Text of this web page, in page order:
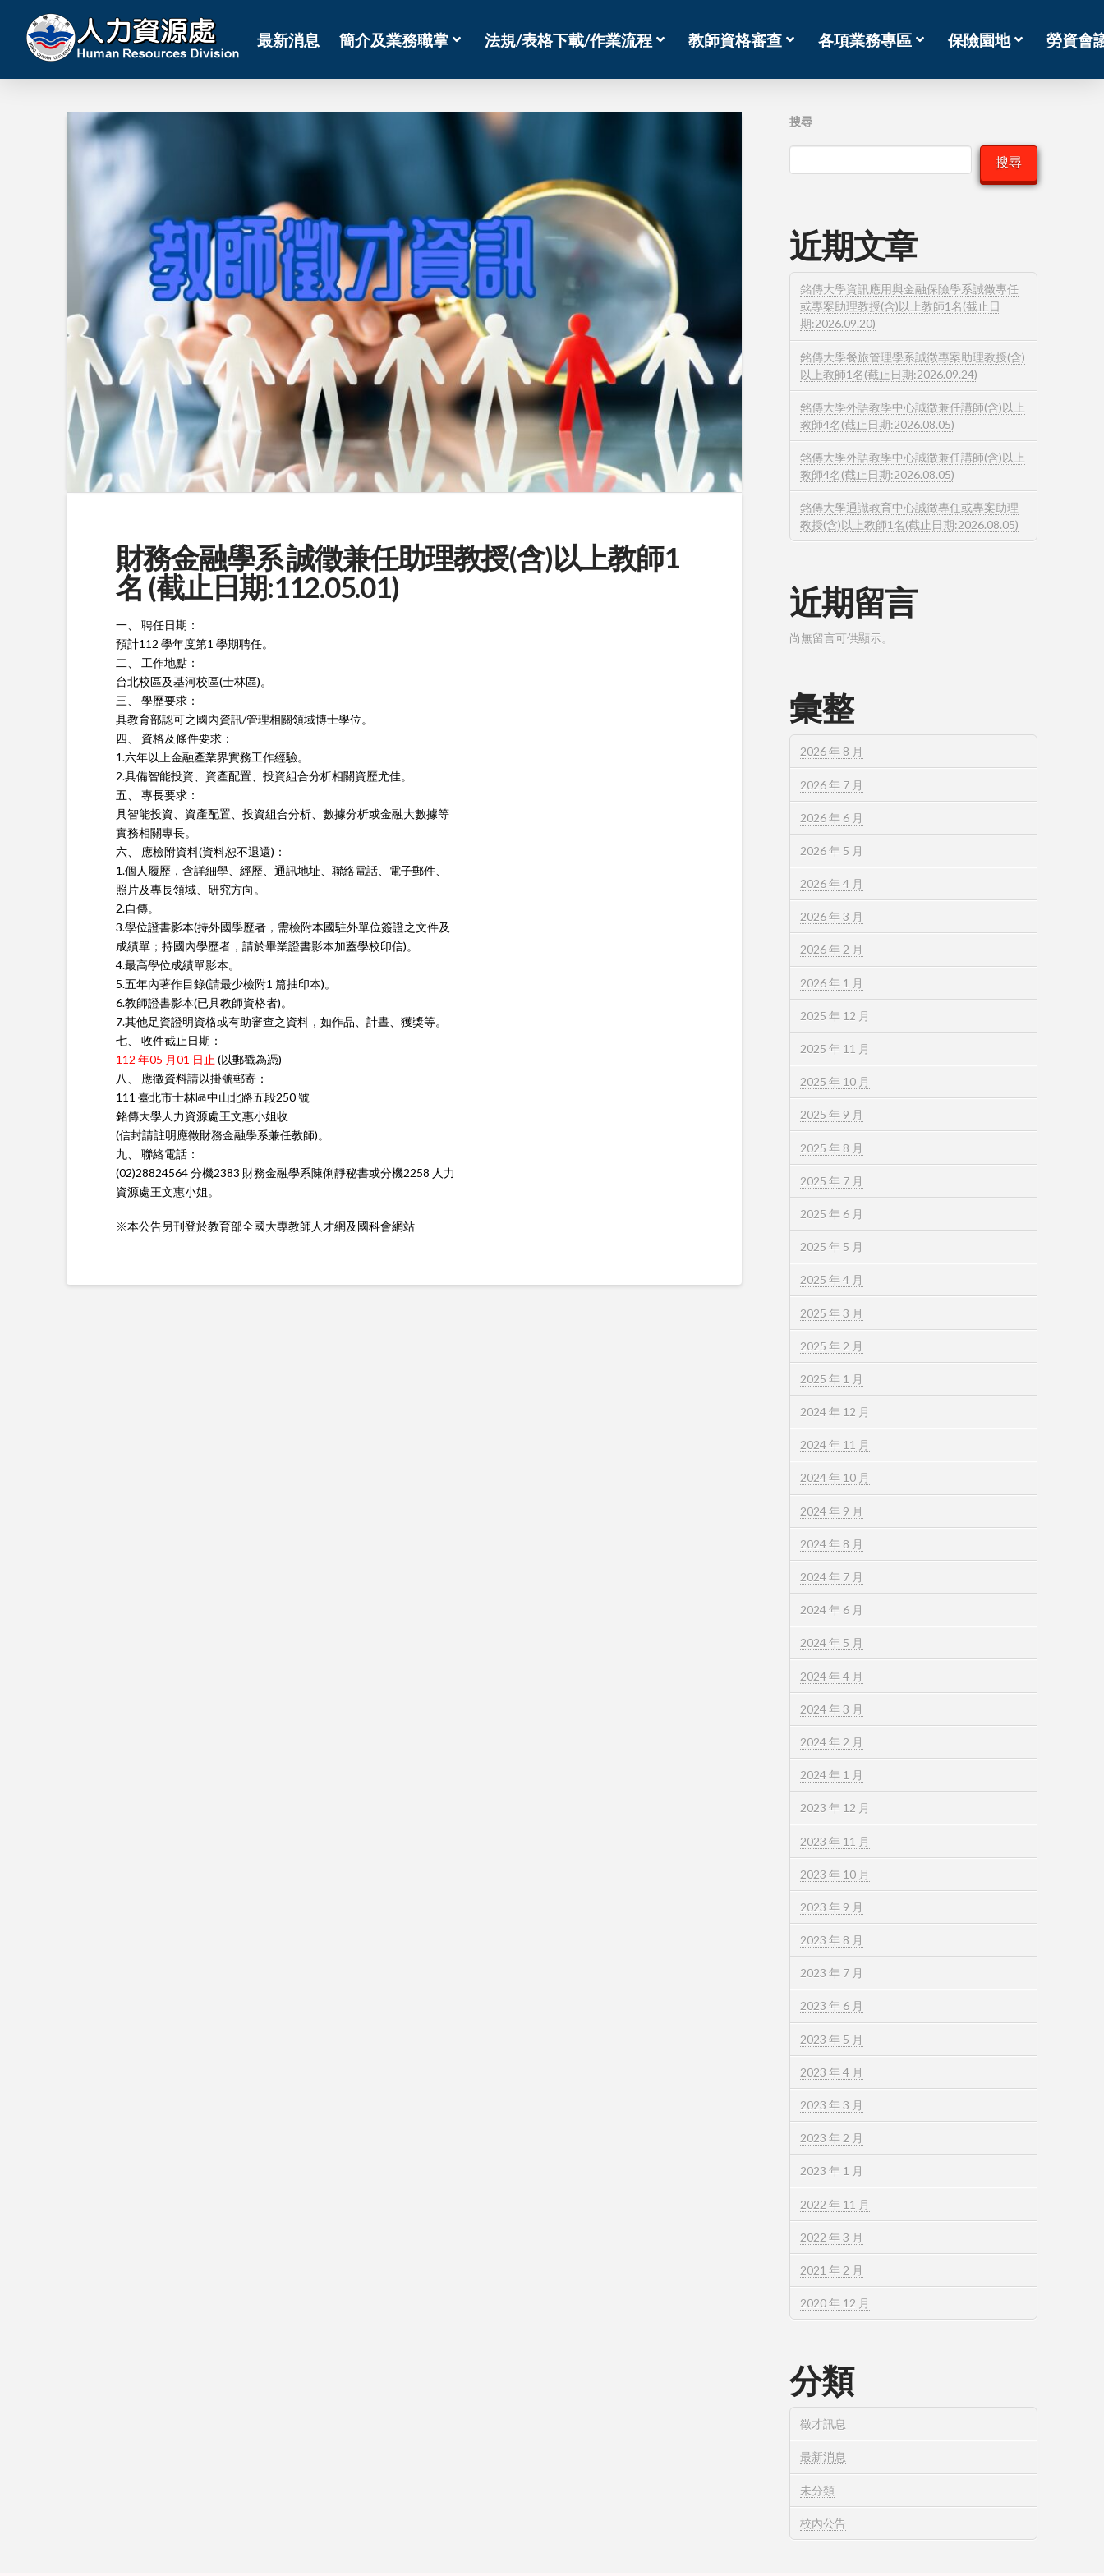
最新消息 簡介及業務職掌 法規/表格下載/作業流程 教師資格審查 各項業務專區 保險園地 勞資會
財務金融學系 誠徵兼任助理教授(含)以上教師1
名 (截止日期:112.05.01)
一、 聘任日期：
預計112 學年度第1 學期聘任。
二、 工作地點：
台北校區及基河校區(士林區)。
三、 學歷要求：
具教育部認可之國內資訊/管理相關領域博士學位。
四、 資格及條件要求：
1.六年以上金融產業界實務工作經驗。
2.具備智能投資、資產配置、投資組合分析相關資歷尤佳。
五、 專長要求：
具智能投資、資產配置、投資組合分析、數據分析或金融大數據等
實務相關專長。
六、 應檢附資料(資料恕不退還)：
1.個人履歷，含詳細學、經歷、通訊地址、聯絡電話、電子郵件、
照片及專長領域、研究方向。
2.自傳。
3.學位證書影本(持外國學歷者，需檢附本國駐外單位簽證之文件及
成績單；持國內學歷者，請於畢業證書影本加蓋學校印信)。
4.最高學位成績單影本。
5.五年內著作目錄(請最少檢附1 篇抽印本)。
6.教師證書影本(已具教師資格者)。
7.其他足資證明資格或有助審查之資料，如作品、計晝、獲獎等。
七、 收件截止日期：
112 年05 月01 日止 (以郵戳為憑)
八、 應徵資料請以掛號郵寄：
111 臺北市士林區中山北路五段250 號
銘傳大學人力資源處王文惠小姐收
(信封請註明應徵財務金融學系兼任教師)。
九、 聯絡電話：
(02)28824564 分機2383 財務金融學系陳俐靜秘書或分機2258 人力
資源處王文惠小姐。
※本公告另刊登於教育部全國大專教師人才網及國科會網站
搜尋
搜尋
近期文章
銘傳大學資訊應用與金融保險學系誠徵專任
或專案助理教授(含)以上教師1名(截止日
期:2026.09.20)
銘傳大學餐旅管理學系誠徵專案助理教授(含)
以上教師1名(截止日期:2026.09.24)
銘傳大學外語教學中心誠徵兼任講師(含)以上
教師4名(截止日期:2026.08.05)
銘傳大學外語教學中心誠徵兼任講師(含)以上
教師4名(截止日期:2026.08.05)
銘傳大學通識教育中心誠徵專任或專案助理
教授(含)以上教師1名(截止日期:2026.08.05)
近期留言
尚無留言可供顯示。
彙整
2026 年 8 月
2026 年 7 月
2026 年 6 月
2026 年 5 月
2026 年 4 月
2026 年 3 月
2026 年 2 月
2026 年 1 月
2025 年 12 月
2025 年 11 月
2025 年 10 月
2025 年 9 月
2025 年 8 月
2025 年 7 月
2025 年 6 月
2025 年 5 月
2025 年 4 月
2025 年 3 月
2025 年 2 月
2025 年 1 月
2024 年 12 月
2024 年 11 月
2024 年 10 月
2024 年 9 月
2024 年 8 月
2024 年 7 月
2024 年 6 月
2024 年 5 月
2024 年 4 月
2024 年 3 月
2024 年 2 月
2024 年 1 月
2023 年 12 月
2023 年 11 月
2023 年 10 月
2023 年 9 月
2023 年 8 月
2023 年 7 月
2023 年 6 月
2023 年 5 月
2023 年 4 月
2023 年 3 月
2023 年 2 月
2023 年 1 月
2022 年 11 月
2022 年 3 月
2021 年 2 月
2020 年 12 月
分類
徵才訊息
最新消息
未分類
校內公告